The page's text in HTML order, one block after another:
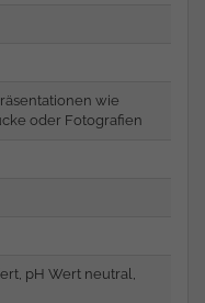
wie
oder Fotografien
pH Wert neutral,